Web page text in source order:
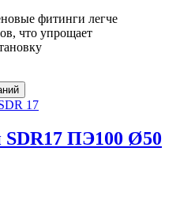
фитинги легче
что упрощает
17
ПЭ100 Ø50